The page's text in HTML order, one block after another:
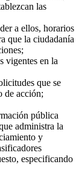
las
a ellos, horarios
que la ciudadanía
vigentes en la
que se
de acción;
pública
administra la
y
especificando